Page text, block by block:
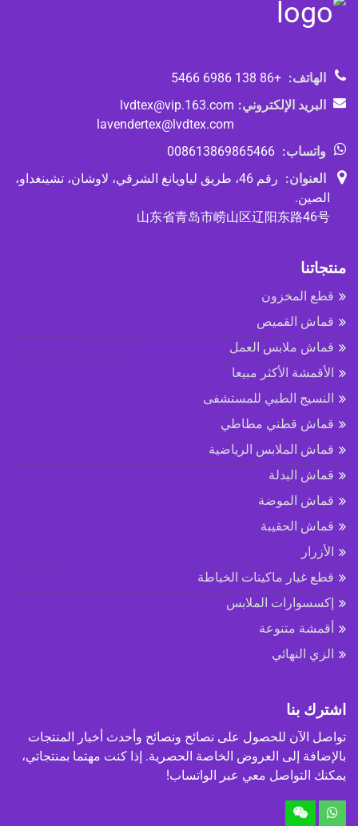
الهاتف: +86 138 6986 5466
البريد الإلكتروني: lvdtex@vip.163.com
lavendertex@lvdtex.com
واتساب: 008613869865466
العنوان:
رقم 46، طريق لياويانغ الشرقي، لاوشان، تشينغداو،
الصين.
山东省青岛市崂山区辽阳东路46号
منتجاتنا
قطع المخزون
قماش القميص
قماش ملابس العمل
الأقمشة الأكثر مبيعا
النسيج الطبي للمستشفى
قماش قطني مطاطي
قماش الملابس الرياضية
قماش البدلة
قماش الموضة
قماش الحقيبة
الأزرار
قطع غيار ماكينات الخياطة
إكسسوارات الملابس
أقمشة متنوعة
الزي النهائي
اشترك بنا
تواصل الآن للحصول على نصائح ونصائح وأحدث أخبار المنتجات
بالإضافة إلى العروض الخاصة الحصرية. إذا كنت مهتما بمنتجاتي،
يمكنك التواصل معي عبر الواتساب!